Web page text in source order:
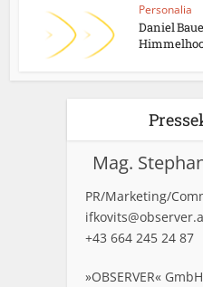
Personalia
Daniel
Mag.
PR/Marketing/
+43 664 245 24 87
»OBSERVER« GmbH